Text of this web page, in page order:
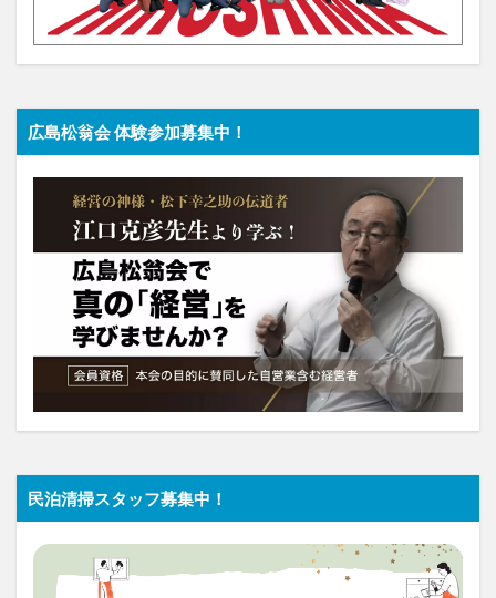
広島松翁会 体験参加募集中！
民泊清掃スタッフ募集中！